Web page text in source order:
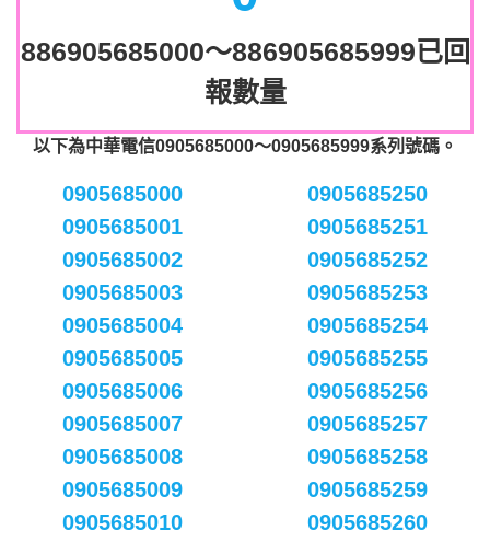
886905685000～886905685999已回
報數量
以下為中華電信0905685000～0905685999系列號碼。
0905685000
0905685001
0905685002
0905685003
0905685004
0905685005
0905685006
0905685007
0905685008
0905685009
0905685010
0905685250
0905685251
0905685252
0905685253
0905685254
0905685255
0905685256
0905685257
0905685258
0905685259
0905685260